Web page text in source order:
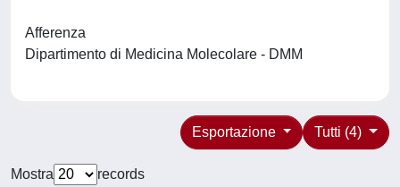
Afferenza
Dipartimento di Medicina Molecolare - DMM
Tutti (4)
Esportazione
Mostra
records